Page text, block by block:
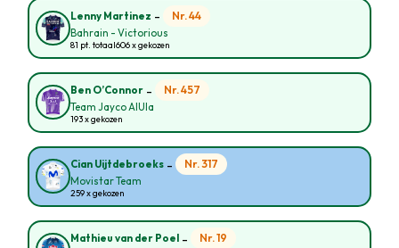
Lenny Martinez - Nr. 44
Bahrain - Victorious
81 pt. totaal606 x gekozen
Ben O’Connor - Nr. 457
Team Jayco AlUla
193 x gekozen
Cian Uijtdebroeks - Nr. 317
Movistar Team
259 x gekozen
Mathieu van der Poel - Nr. 19